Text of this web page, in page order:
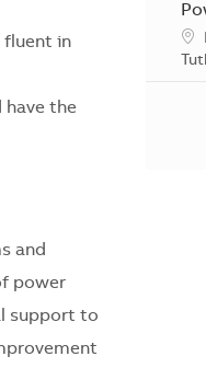
fluent in
have the
and
power
support to